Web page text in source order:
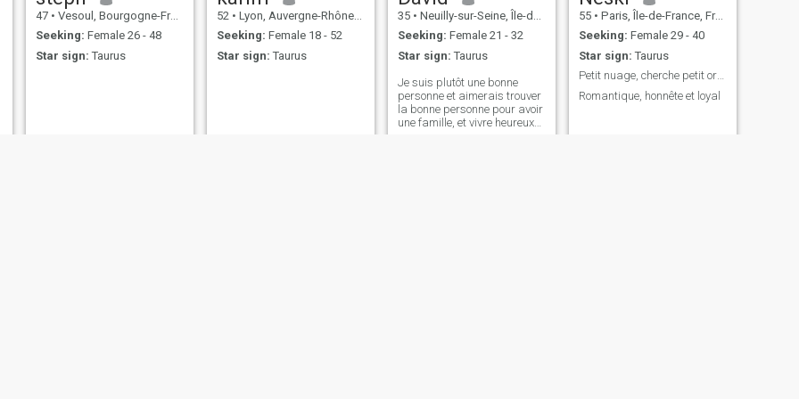
47 • Vesoul, Bourgogne-Franche-Comté, France
Seeking: Female 26 - 48
Star sign: Taurus
52 • Lyon, Auvergne-Rhône-Alpes, France
Seeking: Female 18 - 52
Star sign: Taurus
35 • Neuilly-sur-Seine, Île-de-France, France
Seeking: Female 21 - 32
Star sign: Taurus
Je suis plutôt une bonne
personne et aimerais trouver
la bonne personne pour avoir
une famille, et vivre heureux
55 • Paris, Île-de-France, France
Seeking: Female 29 - 40
Star sign: Taurus
Petit nuage, cherche petit orage pour grand...
Romantique, honnête et loyal